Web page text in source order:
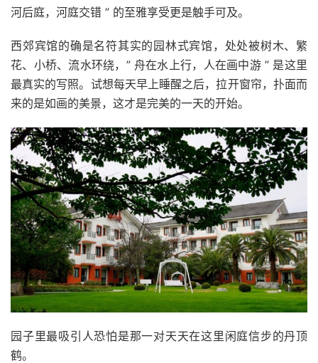
河后庭，河庭交错 ” 的至雅享受更是触手可及。
西郊宾馆的确是名符其实的园林式宾馆，处处被树木、繁
花、小桥、流水环绕，” 舟在水上行，人在画中游 ” 是这里
最真实的写照。试想每天早上睡醒之后，拉开窗帘，扑面而
来的是如画的美景，这才是完美的一天的开始。
园子里最吸引人恐怕是那一对天天在这里闲庭信步的丹顶
鹤。